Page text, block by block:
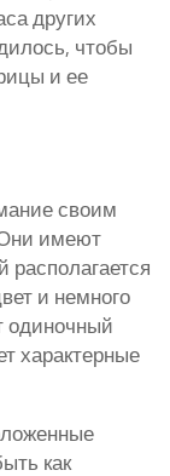
других
чтобы
и ее
своим
имеют
располагается
и немного
одиночный
характерные
как